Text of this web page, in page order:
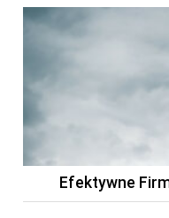
Efektywne